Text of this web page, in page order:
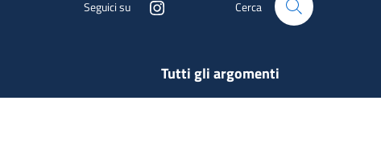
Seguici su Cerca
Tutti gli argomenti